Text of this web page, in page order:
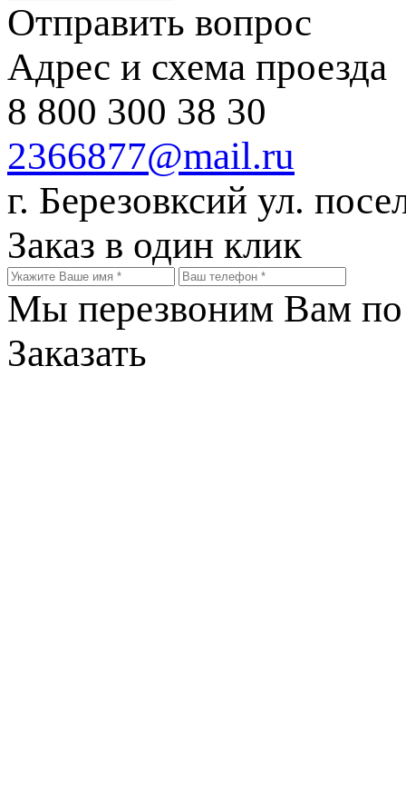
Отправить вопрос
Адрес и схема проезда
8 800 300 38 30
2366877@mail.ru
г. Березовксий ул.
Заказ в один клик
Мы перезвоним Вам по
Заказать